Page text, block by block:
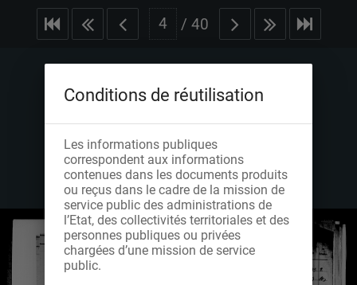
/ 40
Conditions de réutilisation
Les informations publiques
correspondent aux informations
contenues dans les documents produits
ou reçus dans le cadre de la mission de
service public des administrations de
l’Etat, des collectivités territoriales et des
personnes publiques ou privées
chargées d’une mission de service
public.